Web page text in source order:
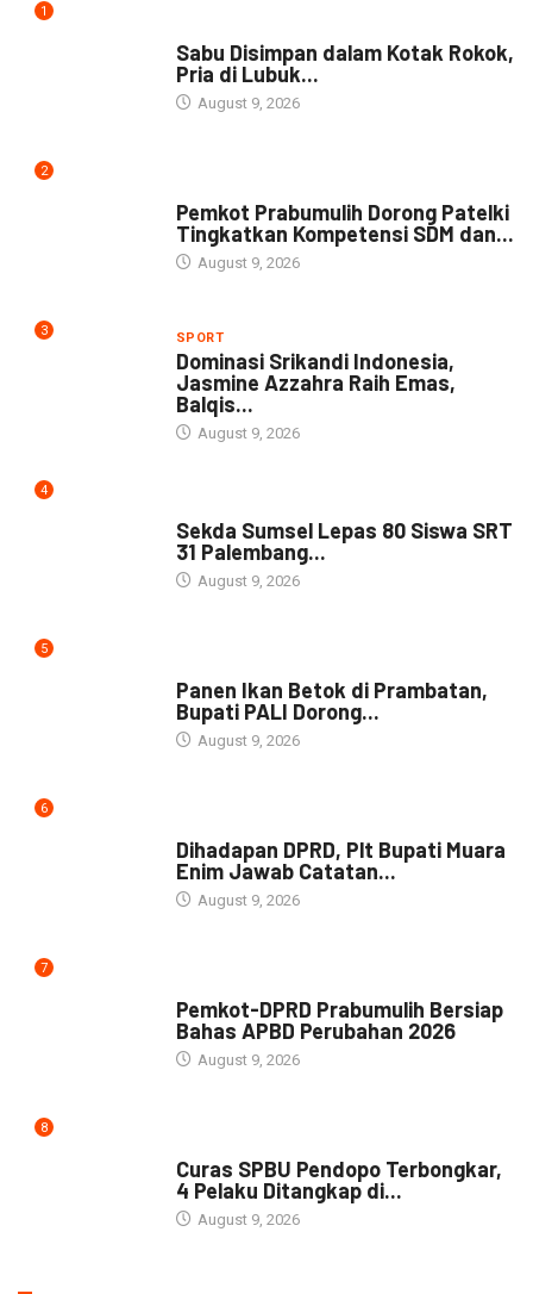
1
Sabu Disimpan dalam Kotak Rokok,
Pria di Lubuk...
August 9, 2026
2
Pemkot Prabumulih Dorong Patelki
Tingkatkan Kompetensi SDM dan...
August 9, 2026
3 SPORT
Dominasi Srikandi Indonesia,
Jasmine Azzahra Raih Emas,
Balqis...
August 9, 2026
4
Sekda Sumsel Lepas 80 Siswa SRT
31 Palembang...
August 9, 2026
5
Panen Ikan Betok di Prambatan,
Bupati PALI Dorong...
August 9, 2026
6
Dihadapan DPRD, Plt Bupati Muara
Enim Jawab Catatan...
August 9, 2026
7
Pemkot-DPRD Prabumulih Bersiap
Bahas APBD Perubahan 2026
August 9, 2026
8
Curas SPBU Pendopo Terbongkar,
4 Pelaku Ditangkap di...
August 9, 2026